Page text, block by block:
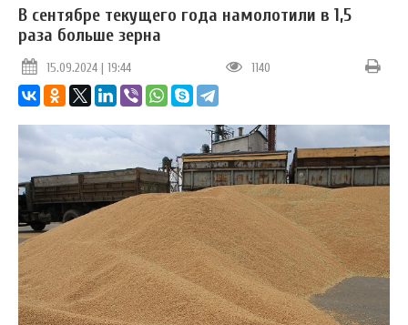
В сентябре текущего года намолотили в 1,5
раза больше зерна
15.09.2024 | 19:44 1140